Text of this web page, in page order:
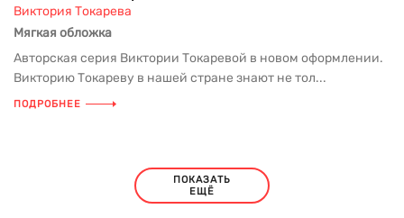
Виктория Токарева
Мягкая обложка
Авторская серия Виктории Токаревой в новом оформлении.
Викторию Токареву в нашей стране знают не тол...
ПОДРОБНЕЕ
ПОКАЗАТЬ
ЕЩЁ